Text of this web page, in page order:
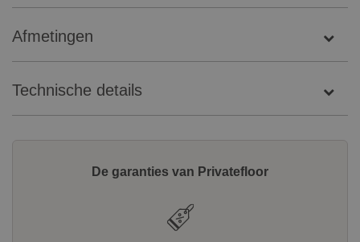
Afmetingen
Technische details
De garanties van Privatefloor